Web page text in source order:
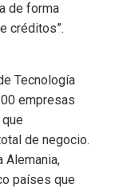
de forma
créditos”.
Tecnología
empresas
de negocio.
Alemania,
países que